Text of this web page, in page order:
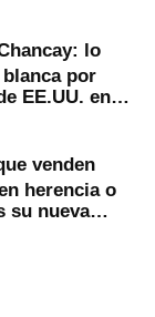
lo
por
EE.UU. en
venden
herencia o
su nueva